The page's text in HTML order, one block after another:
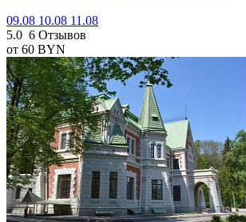
09.08 10.08 11.08
5.0 6 Отзывов
от 60 BYN